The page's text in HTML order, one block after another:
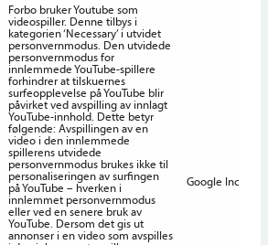
Forbo bruker Youtube som
videospiller. Denne tilbys i
kategorien ‘Necessary’ i utvidet
personvernmodus. Den utvidede
personvernmodus for
innlemmede YouTube-spillere
forhindrer at tilskuernes
surfeopplevelse på YouTube blir
påvirket ved avspilling av innlagt
YouTube-innhold. Dette betyr
følgende: Avspillingen av en
video i den innlemmede
spillerens utvidede
personvernmodus brukes ikke til
personaliseringen av surfingen
på YouTube – hverken i
innlemmet personvernmodus
eller ved en senere bruk av
YouTube. Dersom det gis ut
annonser i en video som avspilles
Google Inc.